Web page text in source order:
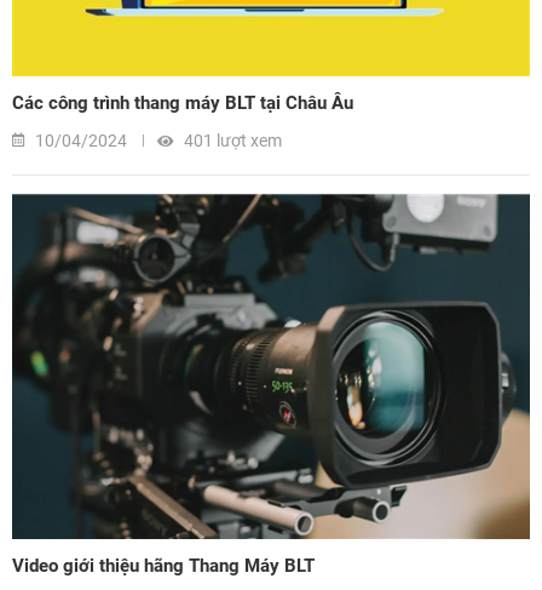
Các công trình thang máy BLT tại Châu Âu
10/04/2024 401 lượt xem
Video giới thiệu hãng Thang Máy BLT